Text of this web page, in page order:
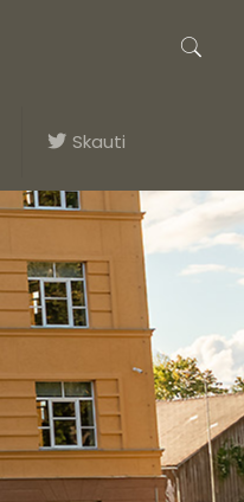
Skauti